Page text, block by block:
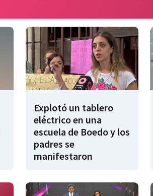
Explotó un tablero
eléctrico en una
escuela de Boedo y los
padres se
manifestaron